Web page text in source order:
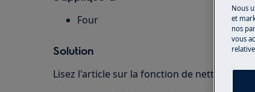
Four
Solution
Lisez l'article sur la fonction de nettoyage
Nous
et
nos
vous